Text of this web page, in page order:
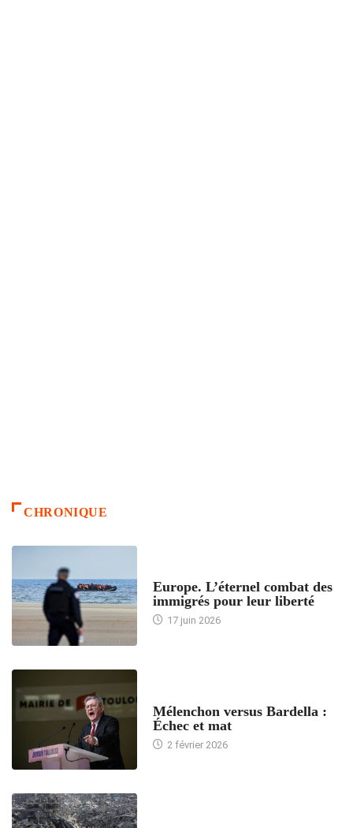
CHRONIQUE
Europe. L’éternel combat des
immigrés pour leur liberté
17 juin 2026
Mélenchon versus Bardella :
Échec et mat
2 février 2026